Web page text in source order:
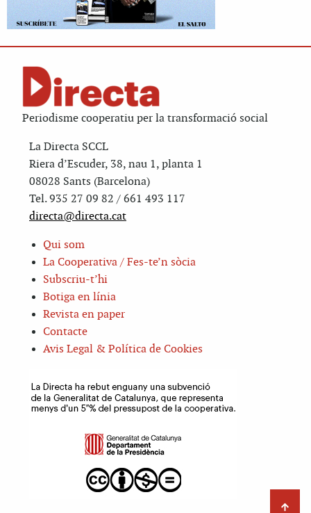
Periodisme cooperatiu per la transformació social
La Directa SCCL
Riera d’Escuder, 38, nau 1, planta 1
08028 Sants (Barcelona)
Tel. 935 27 09 82 / 661 493 117
directa@directa.cat
Qui som
La Cooperativa / Fes-te’n sòcia
Subscriu-t’hi
Botiga en línia
Revista en paper
Contacte
Avis Legal & Política de Cookies